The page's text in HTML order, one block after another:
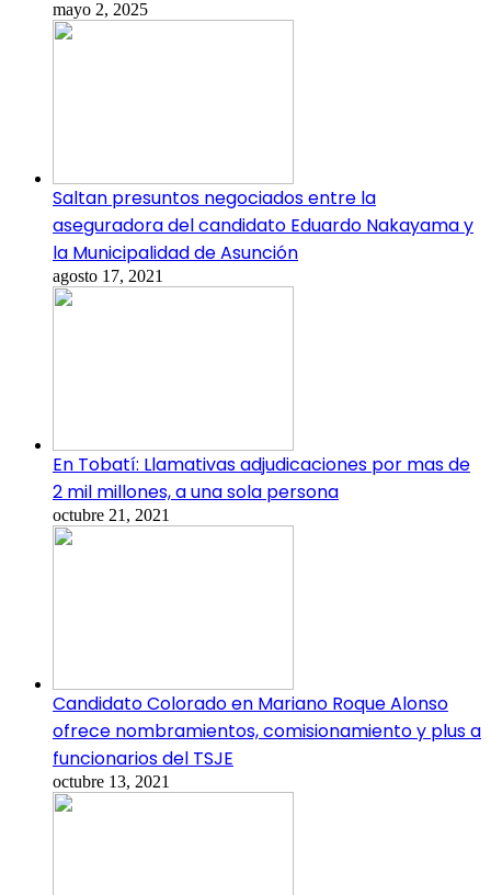
mayo 2, 2025
Saltan presuntos negociados entre la
aseguradora del candidato Eduardo Nakayama y
la Municipalidad de Asunción
agosto 17, 2021
En Tobatí: Llamativas adjudicaciones por mas de
2 mil millones, a una sola persona
octubre 21, 2021
Candidato Colorado en Mariano Roque Alonso
ofrece nombramientos, comisionamiento y plus a
funcionarios del TSJE
octubre 13, 2021